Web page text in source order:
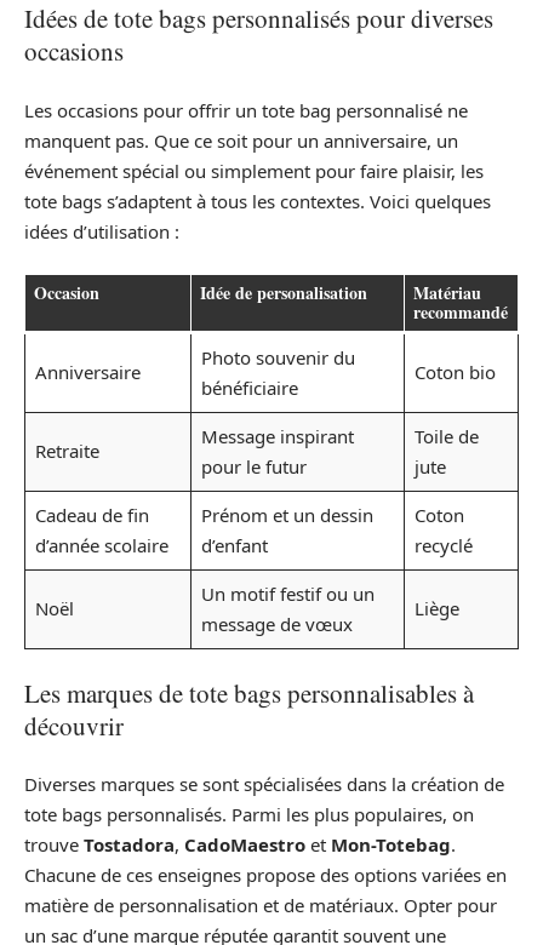
Idées de tote bags personnalisés pour diverses
occasions
Les occasions pour offrir un tote bag personnalisé ne
manquent pas. Que ce soit pour un anniversaire, un
événement spécial ou simplement pour faire plaisir, les
tote bags s’adaptent à tous les contextes. Voici quelques
idées d’utilisation :
Occasion Idée de personalisation Matériau
recommandé
Anniversaire
Photo souvenir du
bénéficiaire
Coton bio
Retraite
Message inspirant
pour le futur
Toile de
jute
Cadeau de fin
d’année scolaire
Prénom et un dessin
d’enfant
Coton
recyclé
Noël
Un motif festif ou un
message de vœux
Liège
Les marques de tote bags personnalisables à
découvrir
Diverses marques se sont spécialisées dans la création de
tote bags personnalisés. Parmi les plus populaires, on
trouve Tostadora, CadoMaestro et Mon-Totebag.
Chacune de ces enseignes propose des options variées en
matière de personnalisation et de matériaux. Opter pour
un sac d’une marque réputée garantit souvent une